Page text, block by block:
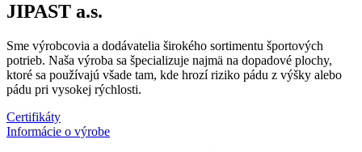
JIPAST a.s.
Sme výrobcovia a dodávatelia širokého sortimentu športových
potrieb. Naša výroba sa špecializuje najmä na dopadové plochy,
ktoré sa používajú všade tam, kde hrozí riziko pádu z výšky alebo
pádu pri vysokej rýchlosti.
Certifikáty
Informácie o výrobe